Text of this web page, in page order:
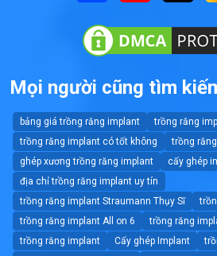
Mọi người cũng tìm
bảng giá trồng răng implant
trồng răng
trồng răng implant có tốt không
trồng
ghép xương trồng răng implant
cấy ghép
địa chỉ trồng răng implant uy tín
trồng răng implant Straumann Thụy Sĩ
trồng răng implant All on 6
trồng răng
trồng răng implant
Cấy ghép Implant